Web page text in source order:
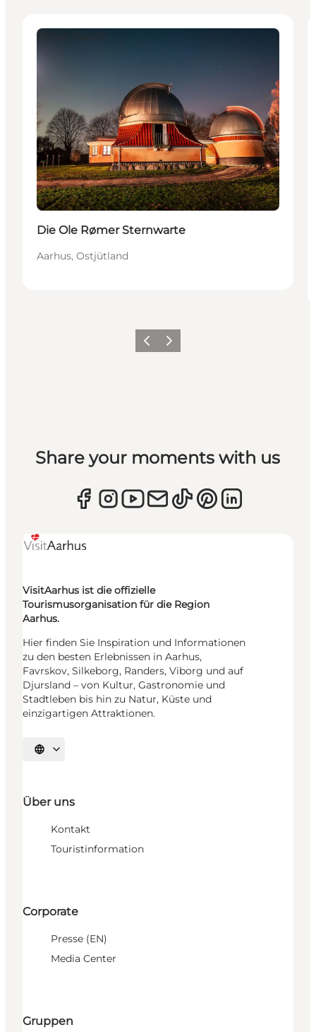
Attraktionen
Die Ole Rømer Sternwarte
Aarhus, Ostjütland
ZurückWeiter
Share your moments with us
VisitAarhus ist die offizielle
Tourismusorganisation für die Region
Aarhus.
Hier finden Sie Inspiration und Informationen
zu den besten Erlebnissen in Aarhus,
Favrskov, Silkeborg, Randers, Viborg und auf
Djursland – von Kultur, Gastronomie und
Stadtleben bis hin zu Natur, Küste und
einzigartigen Attraktionen.
Sprache auswählen
Über uns
Kontakt
Touristinformation
Corporate
Presse (EN)
Media Center
Gruppen